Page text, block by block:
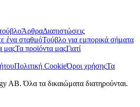
ΆρθραΔιαπιστώσεις
ένα σταθμόΤούβλο για εμπορικά σήματα
μαςΤα προϊόντα μαςΓιατί
Πολιτική CookieΌροι χρήσηςΤα
AB. Όλα τα δικαιώματα διατηρούνται.